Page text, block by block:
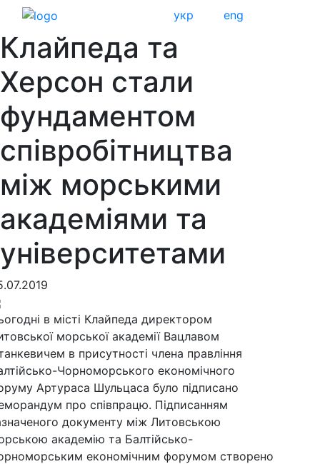
укр eng
Клайпеда та
Херсон стали
фундаментом
співробітництва
між морськими
академіями та
університетами
в місті Клайпеда директором
морської академії Вацлавом
в присутності члена правління
Чорноморського економічного
Артураса Шульцаса було підписано
про співпрацю. Підписанням
документу між Литовською
академію та Балтійсько-
економічним форумом створено